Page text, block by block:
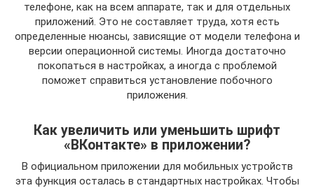
телефоне, как на всем аппарате, так и для отдельных
приложений. Это не составляет труда, хотя есть
определенные нюансы, зависящие от модели телефона и
версии операционной системы. Иногда достаточно
покопаться в настройках, а иногда с проблемой
поможет справиться установление побочного
приложения.
Как увеличить или уменьшить шрифт
«ВКонтакте» в приложении?
В официальном приложении для мобильных устройств
эта функция осталась в стандартных настройках. Чтобы